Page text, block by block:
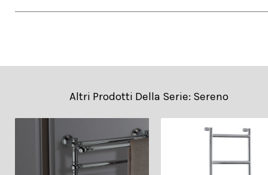
Altri Prodotti Della Serie: Sereno